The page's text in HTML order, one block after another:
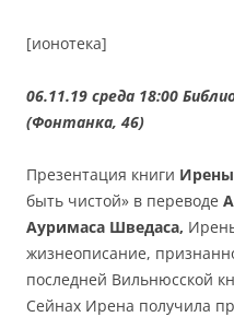
[ионотека]
06.11.19 среда 18:00
(Фонтанка, 46)
Презентация книги Ирены
быть чистой» в переводе
Ауримаса Шведаса,
жизнеописание,
последней Вильнюсской
Сейнах Ирена получила